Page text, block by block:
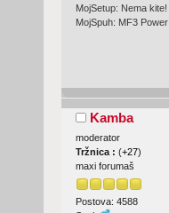
MojSetup: Nema kite!
MojSpuh: MF3 Power
Kamba
moderator
Tržnica : (+27)
maxi forumaš
Postova: 4588